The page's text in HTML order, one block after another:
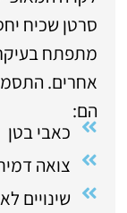
סרטן שכיח
מתפתח בעיקר
אחרים.
הם:
כאבי בטן
צואה
שינויים